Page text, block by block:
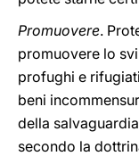
Promuovere.
promuovere lo
profughi e
beni
della
secondo la